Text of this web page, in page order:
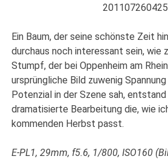
201107260425
Ein Baum, der seine schönste Zeit
durchaus noch interessant sein, wie
Stumpf, der bei Oppenheim am
ursprüngliche Bild zuwenig
Potenzial in der Szene sah,
dramatisierte Bearbeitung die, wie
kommenden Herbst passt.
E-PL1, 29mm, f5.6, 1/800, ISO160